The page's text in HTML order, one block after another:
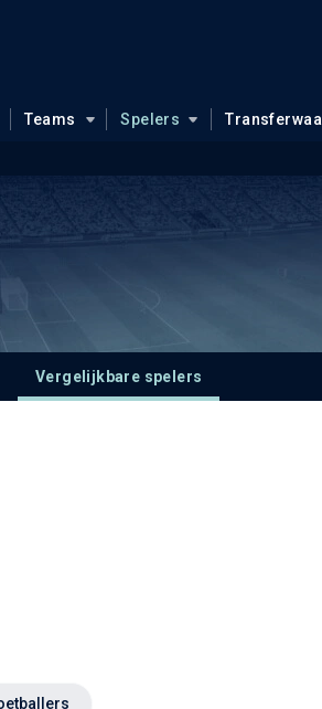
Teams Spelers
Vergelijkbare spelers